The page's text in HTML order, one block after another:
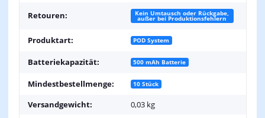
Retouren: Kein Umtausch oder Rückgabe,
außer bei Produktionsfehlern
Produktart: POD System
Batteriekapazität: 500 mAh Batterie
Mindestbestellmenge: 10 Stück
Versandgewicht:
0,03 kg